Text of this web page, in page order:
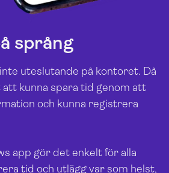
språng
uteslutande på kontoret. Då
kunna spara tid genom att
och kunna registrera
app gör det enkelt för alla
tid och utlägg var som helst,